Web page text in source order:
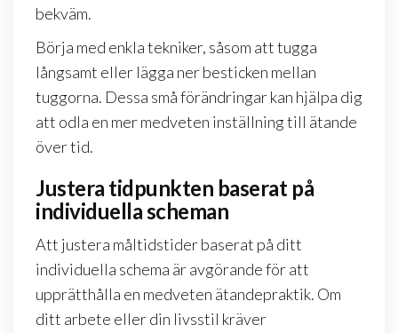
bekväm.
Börja med enkla tekniker, såsom att tugga
långsamt eller lägga ner besticken mellan
tuggorna. Dessa små förändringar kan hjälpa dig
att odla en mer medveten inställning till ätande
över tid.
Justera tidpunkten baserat på
individuella scheman
Att justera måltidstider baserat på ditt
individuella schema är avgörande för att
upprätthålla en medveten ätandepraktik. Om
ditt arbete eller din livsstil kräver